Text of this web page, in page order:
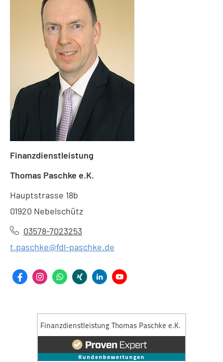
Finanzdienstleistung
Thomas Paschke e.K.
Hauptstrasse 18b
01920 Nebelschütz
03578-7023253
t.paschke@fdl-paschke.de